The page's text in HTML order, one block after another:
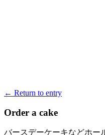
← Return to entry
Order a cake
バースデーケーキなどホー